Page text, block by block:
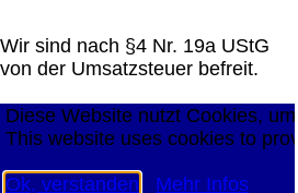
Wir sind nach §4 Nr. 19a UStG
von der Umsatzsteuer befreit.
Seitenanfang
Impressum AGB
große Anzeige Schließen X
Diese Website nutzt Cookies,
This website uses cookies to
Ok, verstanden Mehr Infos